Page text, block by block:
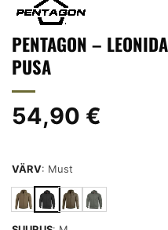
PENTAGON –
PUSA
54,90 €
VÄRV: Must